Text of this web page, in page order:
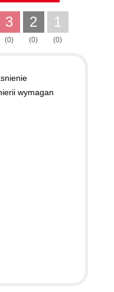
3
(0)
2
(0)
1
(0)
wymagan